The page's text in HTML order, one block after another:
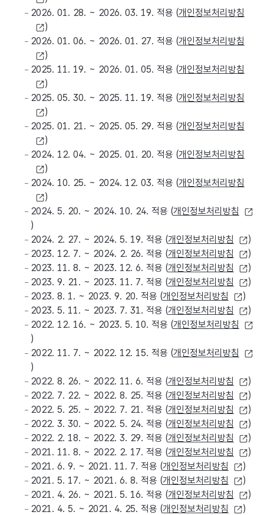
2026. 01. 28. ~ 2026. 03. 19. 적용 (개인정보처리방침
)
2026. 01. 06. ~ 2026. 01. 27. 적용 (개인정보처리방침
)
2025. 11. 19. ~ 2026. 01. 05. 적용 (개인정보처리방침
)
2025. 05. 30. ~ 2025. 11. 19. 적용 (개인정보처리방침
)
2025. 01. 21. ~ 2025. 05. 29. 적용 (개인정보처리방침
)
2024. 12. 04. ~ 2025. 01. 20. 적용 (개인정보처리방침
)
2024. 10. 25. ~ 2024. 12. 03. 적용 (개인정보처리방침
)
2024. 5. 20. ~ 2024. 10. 24. 적용 (개인정보처리방침
)
2024. 2. 27. ~ 2024. 5. 19. 적용 (개인정보처리방침
)
2023. 12. 7. ~ 2024. 2. 26. 적용 (개인정보처리방침
)
2023. 11. 8. ~ 2023. 12. 6. 적용 (개인정보처리방침
)
2023. 9. 21. ~ 2023. 11. 7. 적용 (개인정보처리방침
)
2023. 8. 1. ~ 2023. 9. 20. 적용 (개인정보처리방침
)
2023. 5. 11. ~ 2023. 7. 31. 적용 (개인정보처리방침
)
2022. 12. 16. ~ 2023. 5. 10. 적용 (개인정보처리방침
)
2022. 11. 7. ~ 2022. 12. 15. 적용 (개인정보처리방침
)
2022. 8. 26. ~ 2022. 11. 6. 적용 (개인정보처리방침
)
2022. 7. 22. ~ 2022. 8. 25. 적용 (개인정보처리방침
)
2022. 5. 25. ~ 2022. 7. 21. 적용 (개인정보처리방침
)
2022. 3. 30. ~ 2022. 5. 24. 적용 (개인정보처리방침
)
2022. 2. 18. ~ 2022. 3. 29. 적용 (개인정보처리방침
)
2021. 11. 8. ~ 2022. 2. 17. 적용 (개인정보처리방침
)
2021. 6. 9. ~ 2021. 11. 7. 적용 (개인정보처리방침
)
2021. 5. 17. ~ 2021. 6. 8. 적용 (개인정보처리방침
)
2021. 4. 26. ~ 2021. 5. 16. 적용 (개인정보처리방침
)
2021. 4. 5. ~ 2021. 4. 25. 적용 (개인정보처리방침
)